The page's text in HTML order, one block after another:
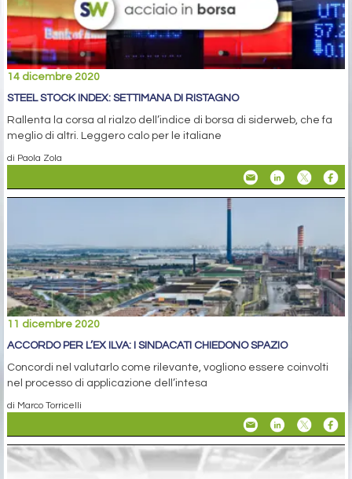
14 dicembre 2020
STEEL STOCK INDEX: SETTIMANA DI RISTAGNO
Rallenta la corsa al rialzo dell’indice di borsa di siderweb, che fa
meglio di altri. Leggero calo per le italiane
di Paola Zola
11 dicembre 2020
ACCORDO PER L’EX ILVA: I SINDACATI CHIEDONO SPAZIO
Concordi nel valutarlo come rilevante, vogliono essere coinvolti
nel processo di applicazione dell’intesa
di Marco Torricelli